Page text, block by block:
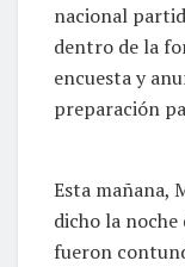
nacional
dentro de la
encuesta y
preparación
Esta mañana,
dicho la
fueron